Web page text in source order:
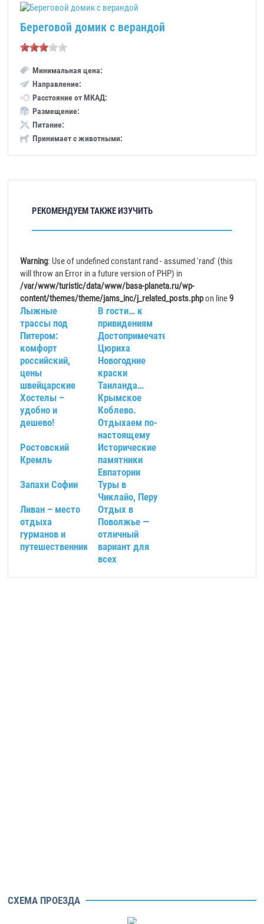
Береговой домик с верандой
Минимальная цена:
Направление:
Расстояние от МКАД:
Размещение:
Питание:
Принимает с животными:
РЕКОМЕНДУЕМ ТАКЖЕ ИЗУЧИТЬ
Warning: Use of undefined constant rand - assumed 'rand' (this
will throw an Error in a future version of PHP) in
/var/www/turistic/data/www/basa-planeta.ru/wp-
content/themes/theme/jams_inc/j_related_posts.phpon line9
Лыжные
трассы под
Питером:
комфорт
российский,
цены
швейцарские
В гости… к
привидениям
Достопримечательности
Цюриха
Новогодние
краски
Таиланда…
Хостелы –
удобно и
дешево!
Крымское
Коблево.
Отдыхаем по-
настоящему
Ростовский
Кремль
Исторические
памятники
Евпатории
Запахи Софии
Туры в
Чиклайо, Перу
Ливан – место
отдыха
гурманов и
путешественников
Отдых в
Поволжье —
отличный
вариант для
всех
СХЕМА ПРОЕЗДА